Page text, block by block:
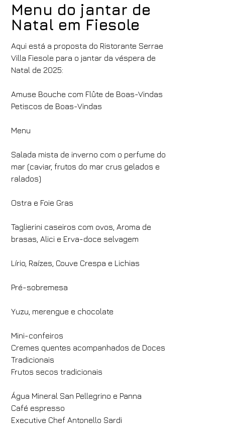
Menu do jantar de
Natal em Fiesole
Aqui está a proposta do Ristorante Serrae
Villa Fiesole para o jantar da véspera de
Natal de 2025:
Amuse Bouche com Flûte de Boas-Vindas
Petiscos de Boas-Vindas
Menu
Salada mista de inverno com o perfume do
mar (caviar, frutos do mar crus gelados e
ralados)
Ostra e Foie Gras
Taglierini caseiros com ovos, Aroma de
brasas, Alici e Erva-doce selvagem
Lírio, Raízes, Couve Crespa e Lichias
Pré-sobremesa
Yuzu, merengue e chocolate
Mini-confeiros
Cremes quentes acompanhados de Doces
Tradicionais
Frutos secos tradicionais
Água Mineral San Pellegrino e Panna
Café espresso
Executive Chef Antonello Sardi